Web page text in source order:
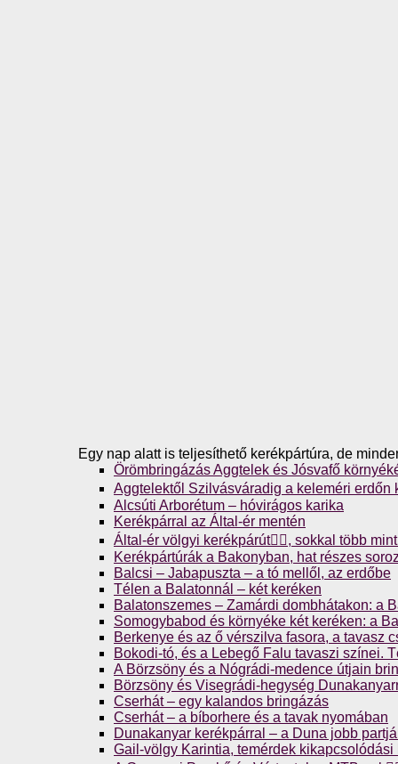
Egy nap alatt is teljesíthető kerékpártúra, de
Örömbringázás Aggtelek és Jósvafő
Aggtelektől Szilvásváradig a keleméri erdőn
Alcsúti Arborétum – hóvirágos karika
Kerékpárral az Által-ér mentén
Által-ér völgyi kerékpárút🚴‍♀️, sokkal több
Kerékpártúrák a Bakonyban, hat részes
Balcsi – Jabapuszta – a tó mellől, az erdőbe
Télen a Balatonnál – két keréken
Balatonszemes – Zamárdi dombhátakon: a
Somogybabod és környéke két keréken: a
Berkenye és az ő vérszilva fasora, a tavasz
Bokodi-tó, és a Lebegő Falu tavaszi színei.
A Börzsöny és a Nógrádi-medence útjain
Börzsöny és Visegrádi-hegység
Cserhát – egy kalandos bringázás
Cserhát – a bíborhere és a tavak nyomában
Dunakanyar kerékpárral – a Duna jobb
Gail-völgy Karintia, temérdek kikapcsolódási